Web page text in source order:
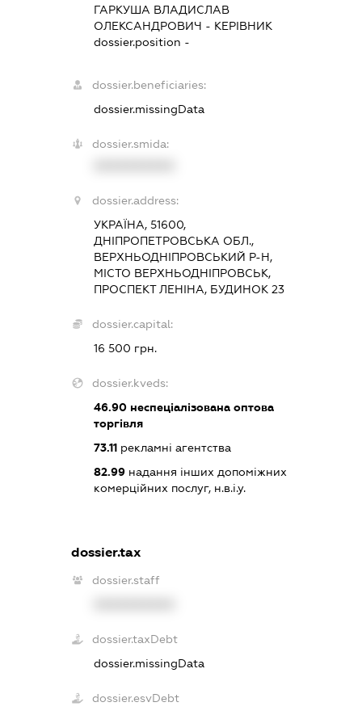
ГАРКУША ВЛАДИСЛАВ
ОЛЕКСАНДРОВИЧ - КЕРІВНИК
dossier.position -
dossier.beneficiaries:
dossier.missingData
dossier.smida:
dossier.address:
УКРАЇНА, 51600,
ДНІПРОПЕТРОВСЬКА ОБЛ.,
ВЕРХНЬОДНІПРОВСЬКИЙ Р-Н,
МІСТО ВЕРХНЬОДНІПРОВСЬК,
ПРОСПЕКТ ЛЕНІНА, БУДИНОК 23
dossier.capital:
16 500 грн.
dossier.kveds:
46.90 неспеціалізована оптова
торгівля
73.11 рекламні агентства
82.99 надання інших допоміжних
комерційних послуг, н.в.і.у.
dossier.tax
dossier.staff
dossier.taxDebt
dossier.missingData
dossier.esvDebt